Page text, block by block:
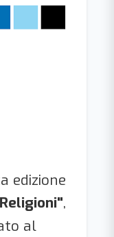
edizione
,
al